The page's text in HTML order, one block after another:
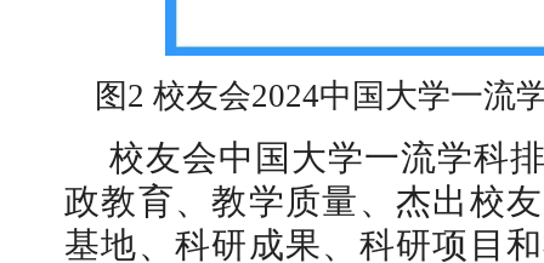
图2 校友会2024中国大学一流
校友会中国大学一流学科
政教育、教学质量、杰出校
基地、科研成果、科研项目